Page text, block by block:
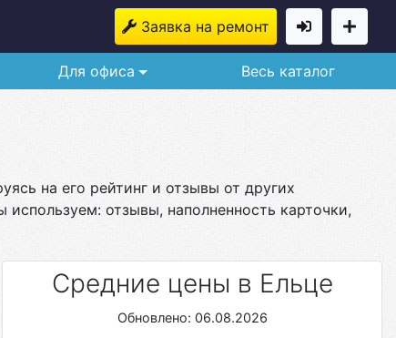
Заявка на ремонт
Для офиса Весь каталог
на его рейтинг и отзывы от других
отзывы, наполненность карточки,
Средние цены в Ельце
Обновлено: 06.08.2026